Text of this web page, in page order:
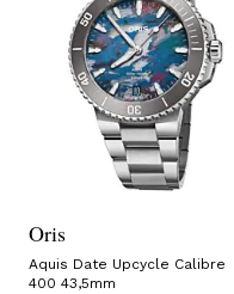
Oris
Aquis Date Upcycle Calibre
400 43,5mm